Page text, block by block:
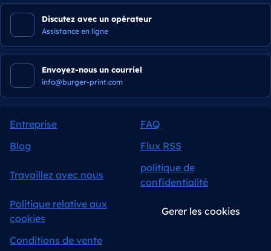
Discutez avec un opérateur
Assistance en ligne
Envoyez-nous un courriel
info@burger-print.com
Entreprise
FAQ
Blog
Flux RSS
Travaillez avec nous
politique de
confidentialité
Politique relative aux
cookies
Gerer les cookies
Conditions de vente